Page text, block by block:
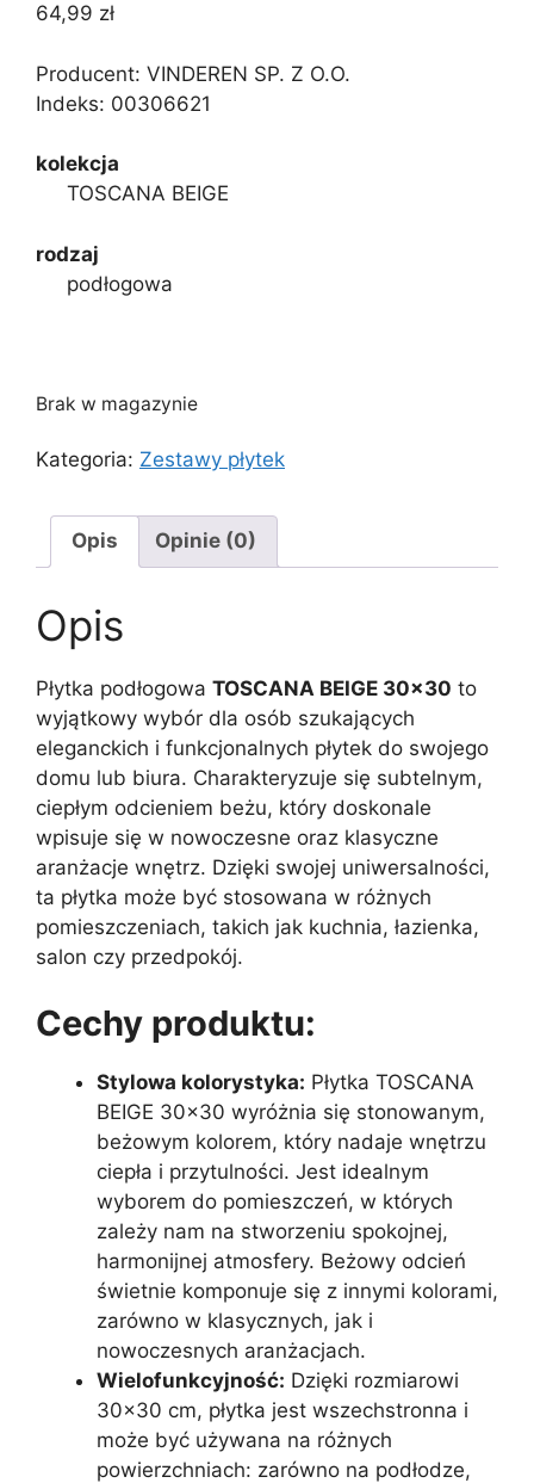
64,99 zł
Producent: VINDEREN SP. Z O.O.
Indeks: 00306621
kolekcja
TOSCANA BEIGE
rodzaj
podłogowa
Brak w magazynie
Kategoria: Zestawy płytek
Opis Opinie (0)
Opis
Płytka podłogowa TOSCANA BEIGE 30×30 to
wyjątkowy wybór dla osób szukających
eleganckich i funkcjonalnych płytek do swojego
domu lub biura. Charakteryzuje się subtelnym,
ciepłym odcieniem beżu, który doskonale
wpisuje się w nowoczesne oraz klasyczne
aranżacje wnętrz. Dzięki swojej uniwersalności,
ta płytka może być stosowana w różnych
pomieszczeniach, takich jak kuchnia, łazienka,
salon czy przedpokój.
Cechy produktu:
Stylowa kolorystyka: Płytka TOSCANA
BEIGE 30×30 wyróżnia się stonowanym,
beżowym kolorem, który nadaje wnętrzu
ciepła i przytulności. Jest idealnym
wyborem do pomieszczeń, w których
zależy nam na stworzeniu spokojnej,
harmonijnej atmosfery. Beżowy odcień
świetnie komponuje się z innymi kolorami,
zarówno w klasycznych, jak i
nowoczesnych aranżacjach.
Wielofunkcyjność: Dzięki rozmiarowi
30×30 cm, płytka jest wszechstronna i
może być używana na różnych
powierzchniach: zarówno na podłodze,